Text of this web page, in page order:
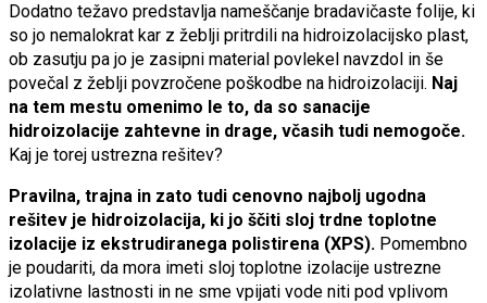
Dodatno težavo predstavlja nameščanje bradavičaste folije, ki
so jo nemalokrat kar z žeblji pritrdili na hidroizolacijsko plast,
ob zasutju pa jo je zasipni material povlekel navzdol in še
povečal z žeblji povzročene poškodbe na hidroizolaciji. Naj
na tem mestu omenimo le to, da so sanacije
hidroizolacije zahtevne in drage, včasih tudi nemogoče.
Kaj je torej ustrezna rešitev?
Pravilna, trajna in zato tudi cenovno najbolj ugodna
rešitev je hidroizolacija, ki jo ščiti sloj trdne toplotne
izolacije iz ekstrudiranega polistirena (XPS). Pomembno
je poudariti, da mora imeti sloj toplotne izolacije ustrezne
izolativne lastnosti in ne sme vpijati vode niti pod vplivom